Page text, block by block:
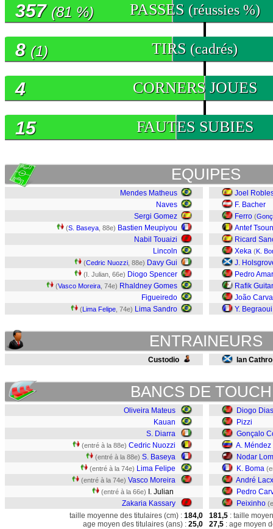
PASSES (réussies %)
357 (81 %)
TIRS (cadrés)
8 (1)
CORNERS JOUES
4
FAUTES SUBIES
15
EQUIPES
Mendes Matheus
Naves
Sergi Gomez
(S. Baseya , 88e) Bastien Meupiyou
Nabil Touaizi
Lincoln
(Cedric Nuozzi , 88e) Davy Gui
(I. Julian, 66e) Diogo Spencer
(Vasco Moreira , 74e) Rhaldney Gomes
Figueiredo
(Lima Felipe , 74e) Lima Sandro
Joel
F. Bacher
Ferro (
Antef
Ricard
Xeka (K.
J.
Pedro
Rafik
João
Y. Begraoui
ENTRAINEURS
Custodio Ian Cathro
BANCS DE
Oliveira Mateus
Kauan
S. Diarra
(entré à la 88e) Cedric Nuozzi
(entré à la 88e) S. Baseya
(entré à la 74e) Lima Felipe
(entré à la 74e) Vasco Moreira
(entré à la 66e)
I. Julian
Zakaria Kassary
Diogo Dias
Pizzi
Gonçalo
A. Méndez
Nodar
K. Boma
André
Pedro
Peixinho
taille moyenne des titulaires (cm) : 184,0
age moyen des titulaires (ans) : 25,0
181,5 : taille
27,5 : age moyen